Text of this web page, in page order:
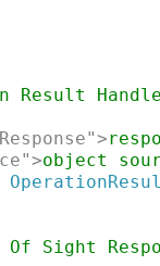
Result
>
>object
Sight